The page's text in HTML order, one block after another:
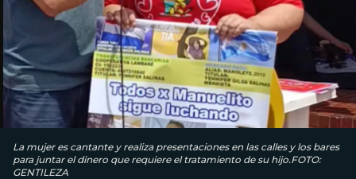
La mujer es cantante y realiza presentaciones en las calles y los bares
para juntar el dinero que requiere el tratamiento de su hijo.FOTO:
GENTILEZA